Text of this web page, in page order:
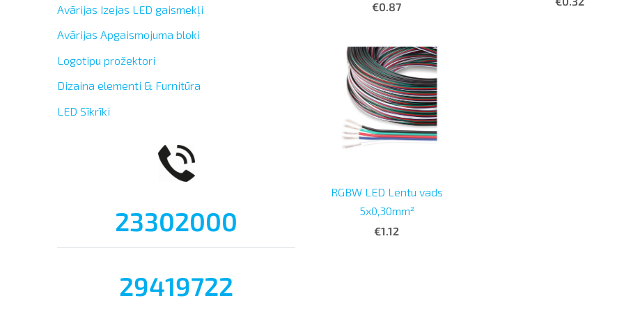
Avārijas Izejas LED gaismekļi
Avārijas Apgaismojuma bloki
Logotipu prožektori
Dizaina elementi & Furnitūra
LED Sīkrīki
23302000
29419722
€0.87
RGBW LED Lentu vads
5x0,30mm²
€1.12